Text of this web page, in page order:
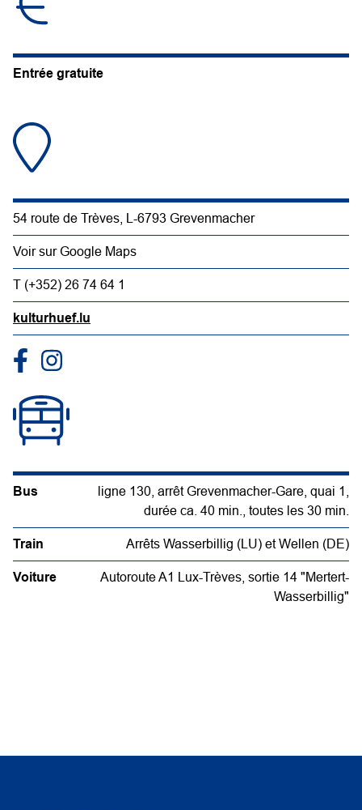
Entrée gratuite
54 route de Trèves, L-6793 Grevenmacher
Voir sur Google Maps
T (+352) 26 74 64 1
kulturhuef.lu
Bus
ligne 130, arrêt Grevenmacher-Gare, quai 1,
durée ca. 40 min., toutes les 30 min.
Train Arrêts Wasserbillig (LU) et Wellen (DE)
Voiture
Autoroute A1 Lux-Trèves, sortie 14 "Mertert-
Wasserbillig"